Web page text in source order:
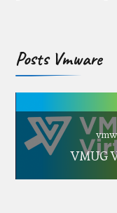
Posts Vmware
VMUG